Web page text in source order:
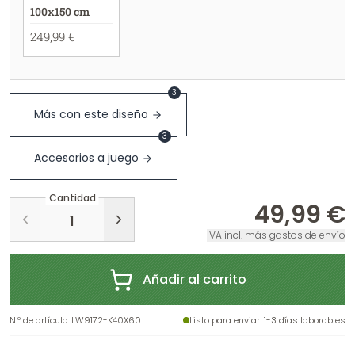
100x150 cm
249,99 €
Más con este diseño
3
Accesorios a juego
3
Cantidad
49,99 €
IVA incl. más gastos de envío
Añadir al carrito
N.º de artículo: LW9172-K40X60 Listo para enviar: 1-3 días laborables